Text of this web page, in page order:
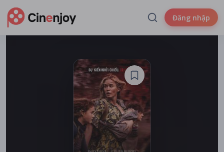
Đăng nhập